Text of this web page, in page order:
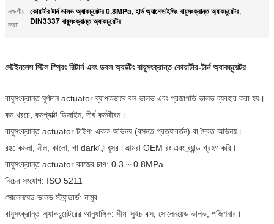
লক্ষণীয়
করা:
কোয়ার্টার টার্ন ভালভ অ্যাকচুয়েটর 0.8MPa, হার্ড অ্যানোডাইজিং বায়ুসংক্রান্ত অ্যাকচুয়েটর,
DIN3337 বায়ুসংক্রান্ত অ্যাকচুয়েটর
স্টেইনলেস স্টিল স্প্রিং রিটার্ন এবং ডবল অ্যাক্টিং বায়ুসংক্রান্ত কোয়ার্টার-টার্ন অ্যাকচুয়েটর
বায়ুসংক্রান্ত ঘূর্ণমান actuator ব্যাপকভাবে বল ভালভ এবং প্রজাপতি ভালভ ব্যবহার করা হয়।
কম খরচে, কমপ্যাক্ট ডিজাইন, দীর্ঘ কর্মজীবন।
বায়ুসংক্রান্ত actuator টাইপ: একক অভিনয় (বসন্ত প্রত্যাবর্তন) বা দ্বৈত অভিনয়।
রঙ: কমলা, নীল, কালো, গা dark় ধূসর।আমরা OEM রং এবং ব্র্যান্ড গ্রহণ করি।
বায়ুসংক্রান্ত actuator কাজের চাপ: 0.3 ~ 0.8MPa
নিচের সংযোগ: ISO 5211
সোলেনয়েড ভালভ স্ট্যান্ডার্ড: নামুর
বায়ুসংক্রান্ত অ্যাকচুয়েটরের আনুষাঙ্গিক: সীমা সুইচ বক্স, সোলেনয়েড ভালভ, পজিশনার।